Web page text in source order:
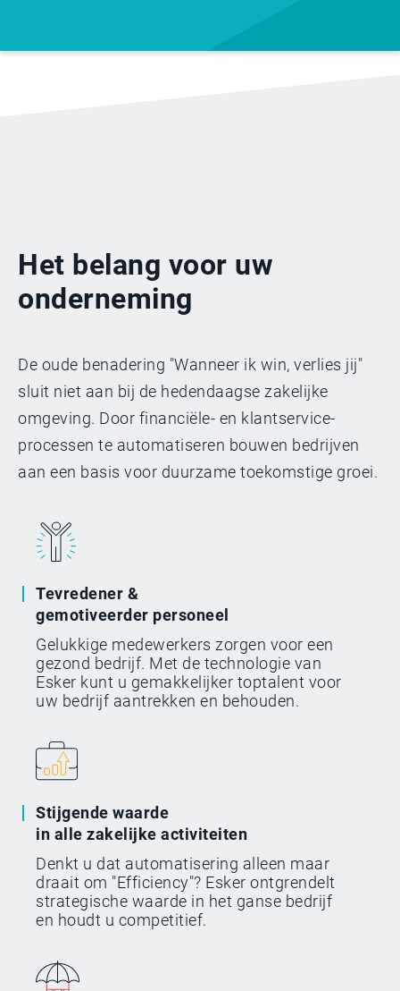
Het belang voor uw
onderneming
De oude benadering "Wanneer ik win, verlies jij"
sluit niet aan bij de hedendaagse zakelijke
omgeving. Door financiële- en klantservice-
processen te automatiseren bouwen bedrijven
aan een basis voor duurzame toekomstige groei.
Tevredener &
gemotiveerder personeel
Gelukkige medewerkers zorgen voor een
gezond bedrijf. Met de technologie van
Esker kunt u gemakkelijker toptalent voor
uw bedrijf aantrekken en behouden.
Stijgende waarde
in alle zakelijke activiteiten
Denkt u dat automatisering alleen maar
draait om "Efficiency"? Esker ontgrendelt
strategische waarde in het ganse bedrijf
en houdt u competitief.